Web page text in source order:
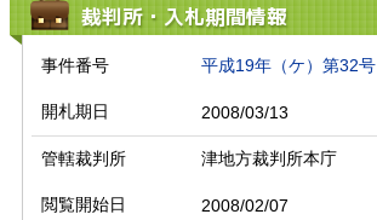
裁判所・入札期間情報
事件番号 平成19年（ケ）第32号
開札期日 2008/03/13
管轄裁判所 津地方裁判所本庁
閲覧開始日 2008/02/07